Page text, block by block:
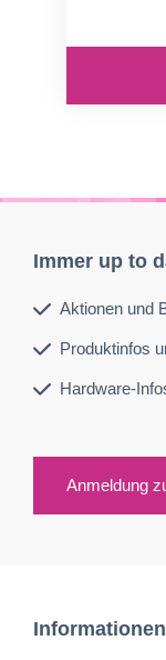
Immer up to
Aktionen und
Produktinfos
Hardware-
Anmeldung
Informationen